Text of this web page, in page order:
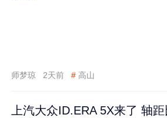
师梦琼 2天前 # 高山
上汽大众ID.ERA 5X来了 轴